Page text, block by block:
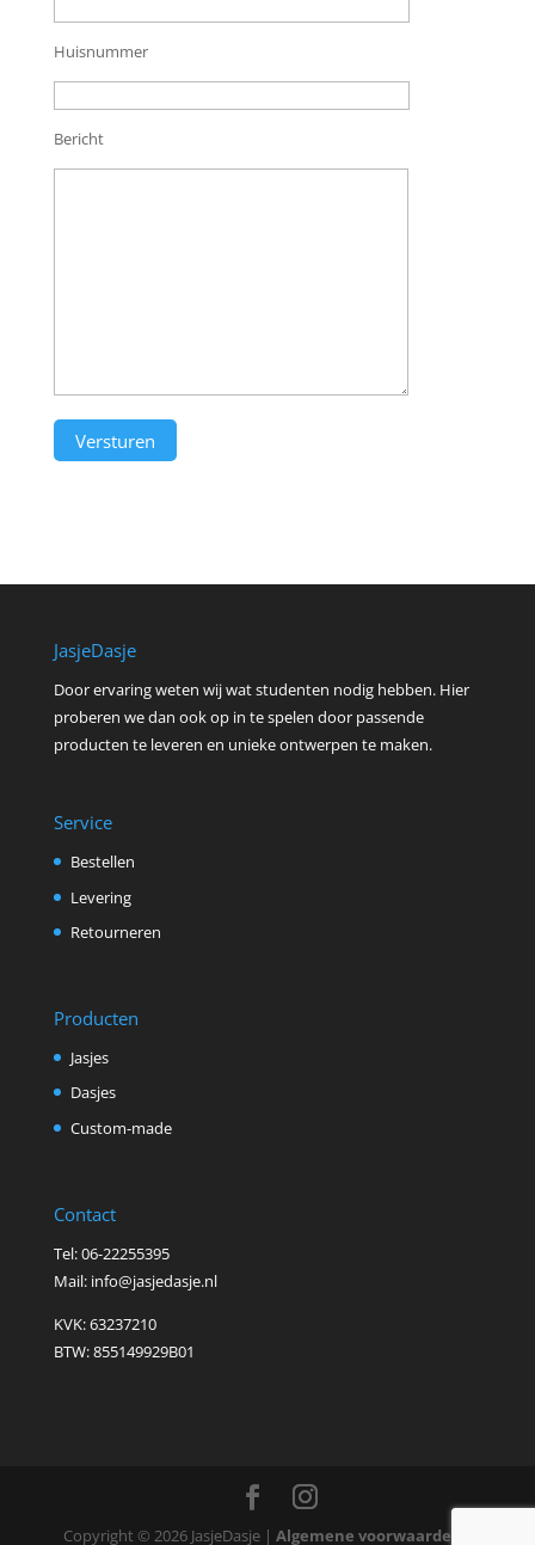
Huisnummer
Bericht
JasjeDasje
Door ervaring weten wij wat studenten nodig hebben. Hier
proberen we dan ook op in te spelen door passende
producten te leveren en unieke ontwerpen te maken.
Service
Bestellen
Levering
Retourneren
Producten
Jasjes
Dasjes
Custom-made
Contact
Tel: 06-22255395
Mail: info@jasjedasje.nl
KVK: 63237210
BTW: 855149929B01
Copyright © 2026 JasjeDasje |Algemene voorwaarden